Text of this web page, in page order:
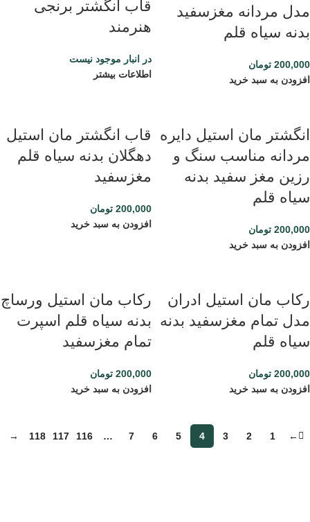
مدل مردانه مغزسفید
بدنه سیاه قلم
200,000 تومان
افزودن به سبد خرید
قاب انگشتر برنجی
هنرمند
در انبار موجود نیست
اطلاعات بیشتر
انگشتر مان استیل دایره
مردانه مناسب سنگ و
رزین مغز سفید بدنه
سیاه قلم
200,000 تومان
افزودن به سبد خرید
قاب انگشتر مان استیل
دهگلان بدنه سیاه قلم
مغزسفید
200,000 تومان
افزودن به سبد خرید
رکاب مان استیل ادران
مدل تمام مغزسفید بدنه
سیاه قلم
200,000 تومان
افزودن به سبد خرید
رکاب مان استیل ورساچ
بدنه سیاه قلم اسپرت
تمام مغزسفید
200,000 تومان
افزودن به سبد خرید
←
1
2
3
4
5
6
7
…
116
117
118
→